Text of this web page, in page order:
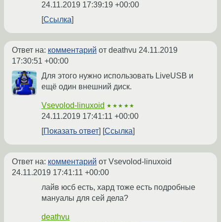
24.11.2019 17:39:19 +00:00
Ссылка
Ответ на: комментарий от deathvu 24.11.2019
17:30:51 +00:00
Для этого нужно использовать LiveUSB и
ещё один внешний диск.
Vsevolod-linuxoid ★★★★★
24.11.2019 17:41:11 +00:00
Показать ответ
Ссылка
Ответ на: комментарий от Vsevolod-linuxoid
24.11.2019 17:41:11 +00:00
лайв юсб есть, хард тоже есть подробные
мануалы для сей дела?
deathvu